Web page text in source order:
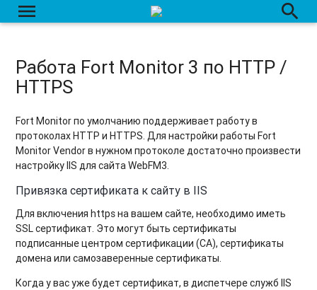
menu search
Работа Fort Monitor 3 по HTTP /
HTTPS
Fort Monitor по умолчанию поддерживает работу в
протоколах HTTP и HTTPS. Для настройки работы Fort
Monitor Vendor в нужном протоколе достаточно произвести
настройку IIS для сайта WebFM3.
Привязка сертификата к сайту в IIS
Для включения https на вашем сайте, необходимо иметь
SSL сертификат. Это могут быть сертификаты
подписанные центром сертификации (CA), сертификаты
домена или самозаверенные сертификаты.
Когда у вас уже будет сертификат, в диспетчере служб IIS